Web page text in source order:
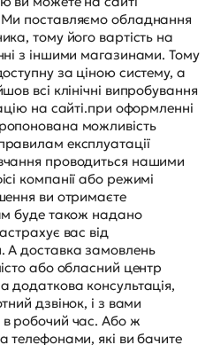
поставляємо обладнання
тому його вартість на
з іншими магазинами. Тому
за ціною систему, а
всі клінічні випробування
на сайті.при оформленні
можливість
експлуатації
проводиться нашими
компанії або режимі
ви отримаєте
буде також надано
вас від
А доставка замовлень
або обласний центр
додаткова консультація,
дзвінок, і з вами
робочий час. Або ж
телефонами, які ви бачите